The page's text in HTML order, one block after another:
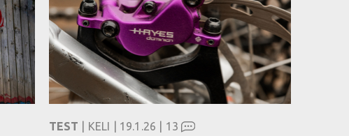
TEST | KELI | 19.1.26 | 13